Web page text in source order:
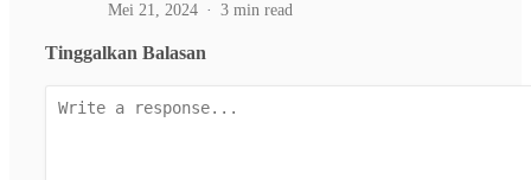
Mei 21, 2024
3 min read
Tinggalkan Balasan